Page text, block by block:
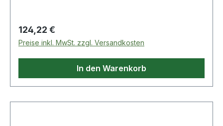
Regulärer Preis:
124,22 €
Preise inkl. MwSt. zzgl. Versandkosten
In den Warenkorb